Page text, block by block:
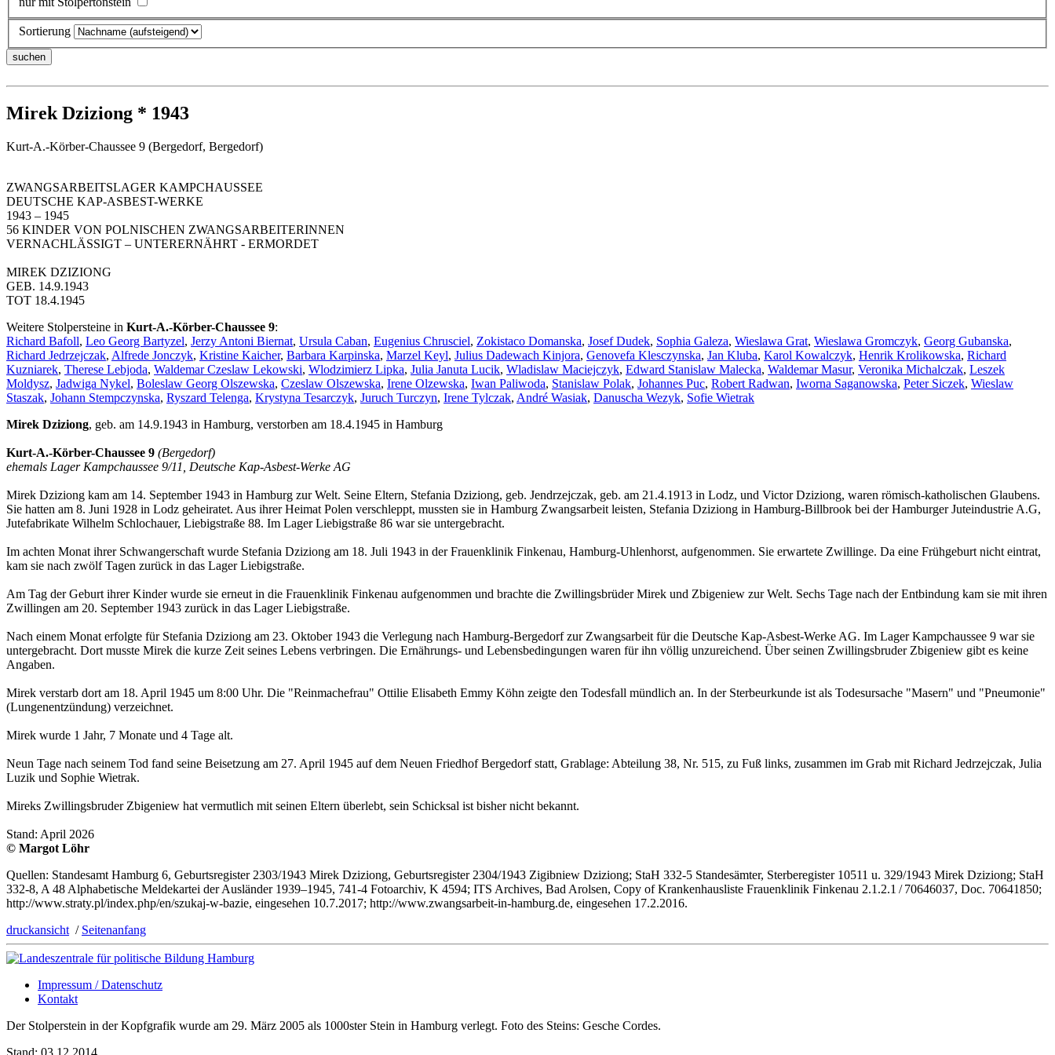
Sortierung
Mirek Dziziong * 1943
Kurt-A.-Körber-Chaussee 9 (Bergedorf, Bergedorf)
ZWANGSARBEITSLAGER KAMPCHAUSSEE
DEUTSCHE KAP-ASBEST-WERKE
1943 – 1945
56 KINDER VON POLNISCHEN ZWANGSARBEITERINNEN
VERNACHLÄSSIGT – UNTERERNÄHRT - ERMORDET
MIREK DZIZIONG
GEB. 14.9.1943
TOT 18.4.1945
Weitere Stolpersteine in Kurt-A.-Körber-Chaussee 9:
Richard Bafoll, Leo Georg Bartyzel, Jerzy Antoni Biernat, Ursula Caban, Eugenius Chrusciel, Zokistaco Domanska, Josef Dudek, Sophia Galeza, Wieslawa Grat, Wieslawa Gromczyk, Georg Gubanska,
Richard Jedrzejczak, Alfrede Jonczyk, Kristine Kaicher, Barbara Karpinska, Marzel Keyl, Julius Dadewach Kinjora, Genovefa Klesczynska, Jan Kluba, Karol Kowalczyk, Henrik Krolikowska, Richard
Kuzniarek, Therese Lebjoda, Waldemar Czeslaw Lekowski, Wlodzimierz Lipka, Julia Januta Lucik, Wladislaw Maciejczyk, Edward Stanislaw Malecka, Waldemar Masur, Veronika Michalczak, Leszek
Moldysz, Jadwiga Nykel, Boleslaw Georg Olszewska, Czeslaw Olszewska, Irene Olzewska, Iwan Paliwoda, Stanislaw Polak, Johannes Puc, Robert Radwan, Iworna Saganowska, Peter Siczek, Wieslaw
Staszak, Johann Stempczynska, Ryszard Telenga, Krystyna Tesarczyk, Juruch Turczyn, Irene Tylczak, André Wasiak, Danuscha Wezyk, Sofie Wietrak
Mirek Dziziong, geb. am 14.9.1943 in Hamburg, verstorben am 18.4.1945 in Hamburg
Kurt-A.-Körber-Chaussee 9 (Bergedorf)
ehemals Lager Kampchaussee 9/11, Deutsche Kap-Asbest-Werke AG
Mirek Dziziong kam am 14. September 1943 in Hamburg zur Welt. Seine Eltern, Stefania Dziziong, geb. Jendrzejczak, geb. am 21.4.1913 in Lodz, und Victor Dziziong, waren römisch-katholischen Glaubens.
Sie hatten am 8. Juni 1928 in Lodz geheiratet. Aus ihrer Heimat Polen verschleppt, mussten sie in Hamburg Zwangsarbeit leisten, Stefania Dziziong in Hamburg-Billbrook bei der Hamburger Juteindustrie A.G,
Jutefabrikate Wilhelm Schlochauer, Liebigstraße 88. Im Lager Liebigstraße 86 war sie untergebracht.
Im achten Monat ihrer Schwangerschaft wurde Stefania Dziziong am 18. Juli 1943 in der Frauenklinik Finkenau, Hamburg-Uhlenhorst, aufgenommen. Sie erwartete Zwillinge. Da eine Frühgeburt nicht eintrat,
kam sie nach zwölf Tagen zurück in das Lager Liebigstraße.
Am Tag der Geburt ihrer Kinder wurde sie erneut in die Frauenklinik Finkenau aufgenommen und brachte die Zwillingsbrüder Mirek und Zbigeniew zur Welt. Sechs Tage nach der Entbindung kam sie mit ihren
Zwillingen am 20. September 1943 zurück in das Lager Liebigstraße.
Nach einem Monat erfolgte für Stefania Dziziong am 23. Oktober 1943 die Verlegung nach Hamburg-Bergedorf zur Zwangsarbeit für die Deutsche Kap-Asbest-Werke AG. Im Lager Kampchaussee 9 war sie
untergebracht. Dort musste Mirek die kurze Zeit seines Lebens verbringen. Die Ernährungs- und Lebensbedingungen waren für ihn völlig unzureichend. Über seinen Zwillingsbruder Zbigeniew gibt es keine
Angaben.
Mirek verstarb dort am 18. April 1945 um 8:00 Uhr. Die "Reinmachefrau" Ottilie Elisabeth Emmy Köhn zeigte den Todesfall mündlich an. In der Sterbeurkunde ist als Todesursache "Masern" und "Pneumonie"
(Lungenentzündung) verzeichnet.
Mirek wurde 1 Jahr, 7 Monate und 4 Tage alt.
Neun Tage nach seinem Tod fand seine Beisetzung am 27. April 1945 auf dem Neuen Friedhof Bergedorf statt, Grablage: Abteilung 38, Nr. 515, zu Fuß links, zusammen im Grab mit Richard Jedrzejczak, Julia
Luzik und Sophie Wietrak.
Mireks Zwillingsbruder Zbigeniew hat vermutlich mit seinen Eltern überlebt, sein Schicksal ist bisher nicht bekannt.
Stand: April 2026
© Margot Löhr
Quellen: Standesamt Hamburg 6, Geburtsregister 2303/1943 Mirek Dziziong, Geburtsregister 2304/1943 Zigibniew Dziziong; StaH 332-5 Standesämter, Sterberegister 10511 u. 329/1943 Mirek Dziziong; StaH
332-8, A 48 Alphabetische Meldekartei der Ausländer 1939–1945, 741-4 Fotoarchiv, K 4594; ITS Archives, Bad Arolsen, Copy of Krankenhausliste Frauenklinik Finkenau 2.1.2.1 / 70646037, Doc. 70641850;
http://www.straty.pl/index.php/en/szukaj-w-bazie, eingesehen 10.7.2017; http://www.zwangsarbeit-in-hamburg.de, eingesehen 17.2.2016.
druckansicht / Seitenanfang
Impressum / Datenschutz
Kontakt
Der Stolperstein in der Kopfgrafik wurde am 29. März 2005 als 1000ster Stein in Hamburg verlegt. Foto des Steins: Gesche Cordes.
Stand: 03.12.2014